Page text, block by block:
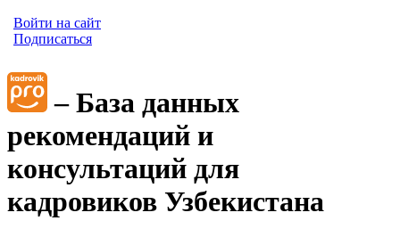
Войти на сайт
Подписаться
– База данных
рекомендаций и
консультаций для
кадровиков Узбекистана